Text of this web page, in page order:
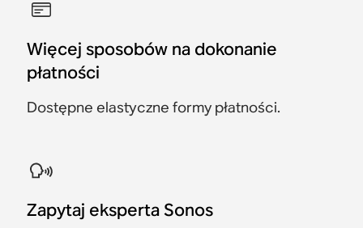
Więcej sposobów na dokonanie
płatności
Dostępne elastyczne formy płatności.
Zapytaj eksperta Sonos